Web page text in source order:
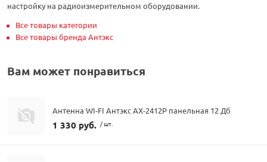
настройку на радиоизмерительном оборудовании.
Все товары категории
Все товары бренда Антэкс
Вам может понравиться
Антенна WI-FI Антэкс AX-2412P панельная 12 Дб
1 330 руб. / шт.